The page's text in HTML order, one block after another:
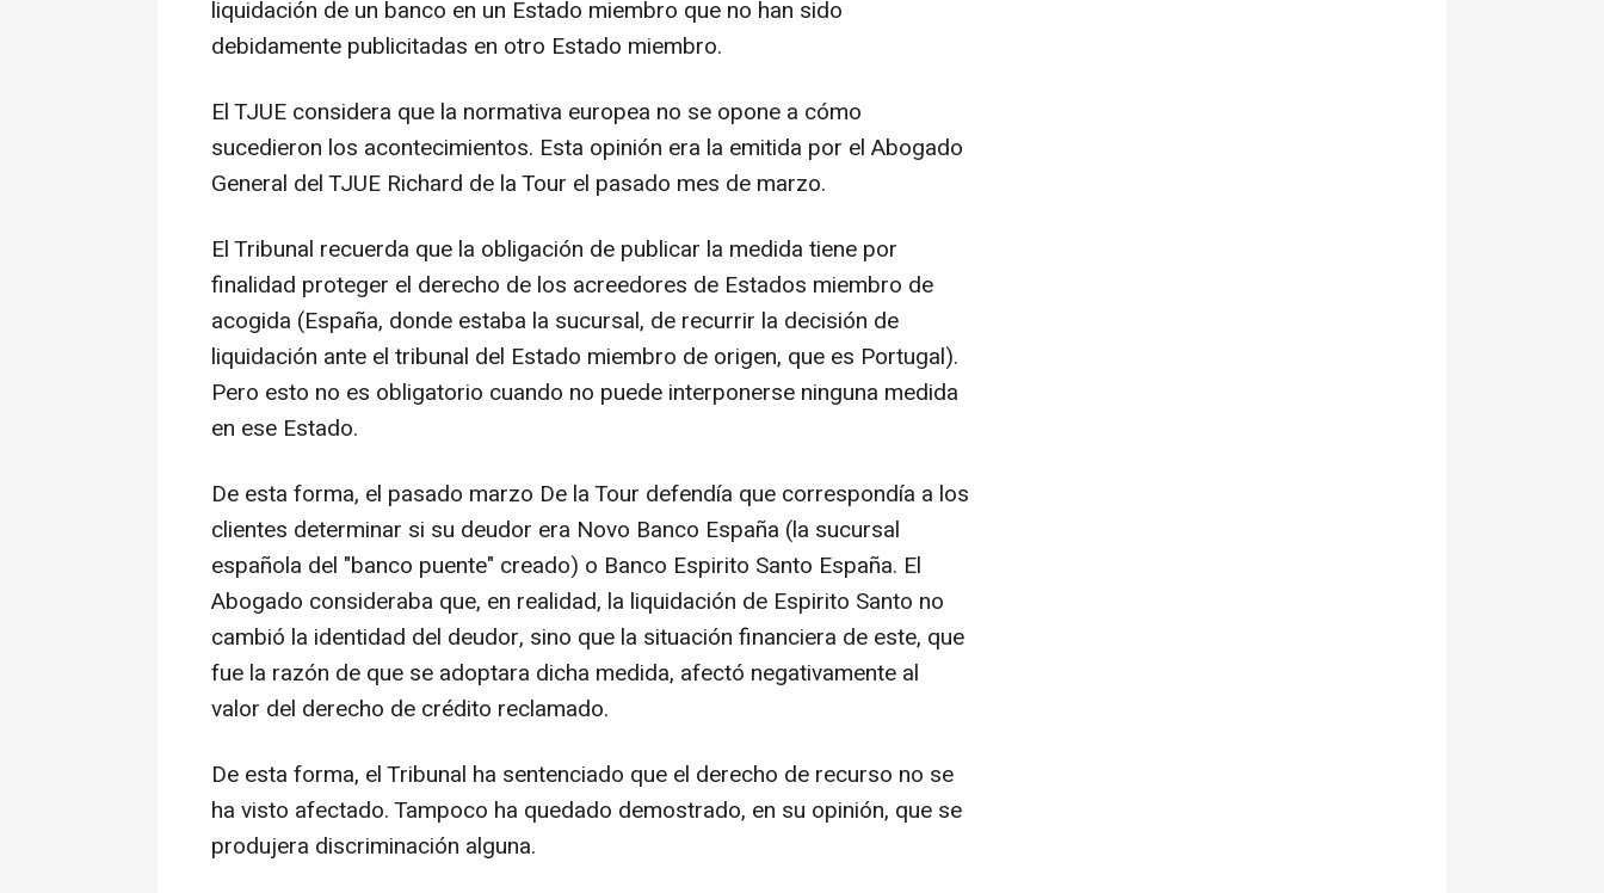
liquidación de un banco en un Estado miembro que no han sido
debidamente publicitadas en otro Estado miembro.
El TJUE considera que la normativa europea no se opone a cómo
sucedieron los acontecimientos. Esta opinión era la emitida por el Abogado
General del TJUE Richard de la Tour el pasado mes de marzo.
El Tribunal recuerda que la obligación de publicar la medida tiene por
finalidad proteger el derecho de los acreedores de Estados miembro de
acogida (España, donde estaba la sucursal, de recurrir la decisión de
liquidación ante el tribunal del Estado miembro de origen, que es Portugal).
Pero esto no es obligatorio cuando no puede interponerse ninguna medida
en ese Estado.
De esta forma, el pasado marzo De la Tour defendía que correspondía a los
clientes determinar si su deudor era Novo Banco España (la sucursal
española del "banco puente" creado) o Banco Espirito Santo España. El
Abogado consideraba que, en realidad, la liquidación de Espirito Santo no
cambió la identidad del deudor, sino que la situación financiera de este, que
fue la razón de que se adoptara dicha medida, afectó negativamente al
valor del derecho de crédito reclamado.
De esta forma, el Tribunal ha sentenciado que el derecho de recurso no se
ha visto afectado. Tampoco ha quedado demostrado, en su opinión, que se
produjera discriminación alguna.